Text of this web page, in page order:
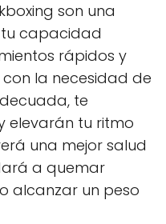
son una
capacidad
rápidos y
la necesidad de
te
elevarán tu ritmo
una mejor salud
a quemar
alcanzar un peso